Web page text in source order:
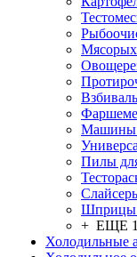
Машины
Пилы
Шприцы
+ ЕЩЕ
Холодильные